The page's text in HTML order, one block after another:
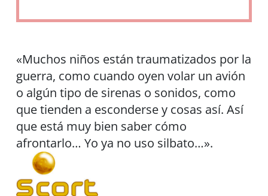
«Muchos niños están traumatizados por la
guerra, como cuando oyen volar un avión
o algún tipo de sirenas o sonidos, como
que tienden a esconderse y cosas así. Así
que está muy bien saber cómo
afrontarlo… Yo ya no uso silbato…».